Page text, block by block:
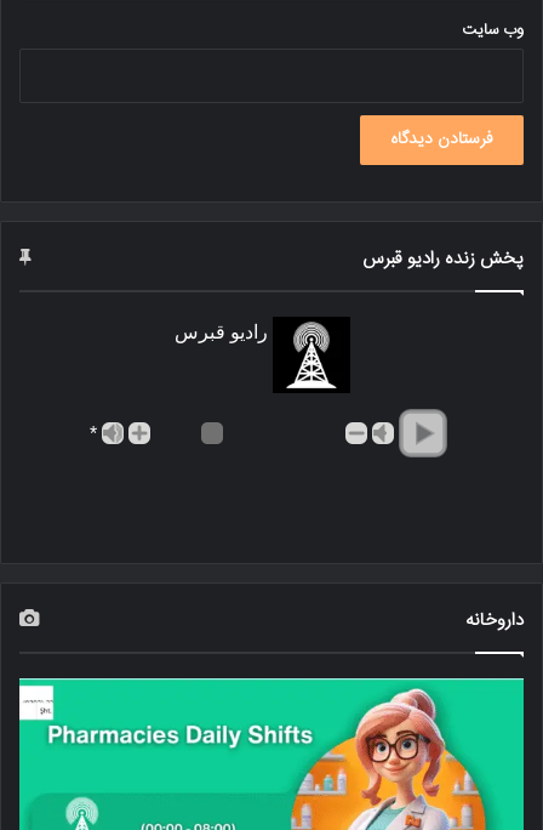
وب‌ سایت
پخش زنده رادیو قبرس
رادیو قبرس
*
داروخانه